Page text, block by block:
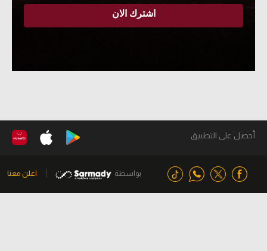
أحصل على التطبيق
بواسطة اعلن معنا